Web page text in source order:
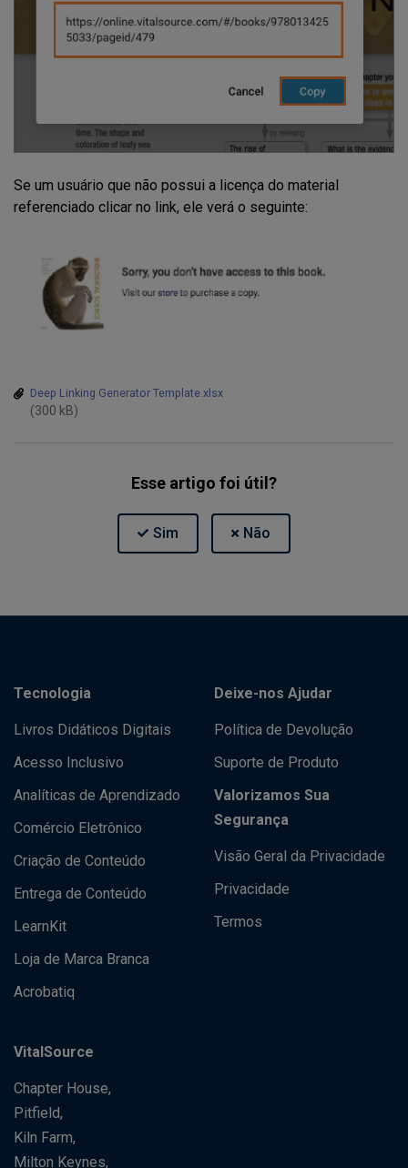
Se um usuário que não possui a licença do material
referenciado clicar no link, ele verá o seguinte:
Deep Linking Generator Template.xlsx
(300 kB)
Esse artigo foi útil?
Tecnologia
Livros Didáticos Digitais
Acesso Inclusivo
Analíticas de Aprendizado
Comércio Eletrônico
Criação de Conteúdo
Entrega de Conteúdo
LearnKit
Loja de Marca Branca
Acrobatiq
Deixe-nos Ajudar
Política de Devolução
Suporte de Produto
Valorizamos Sua
Segurança
Visão Geral da Privacidade
Privacidade
Termos
VitalSource
Chapter House,
Pitfield,
Kiln Farm,
Milton Keynes,